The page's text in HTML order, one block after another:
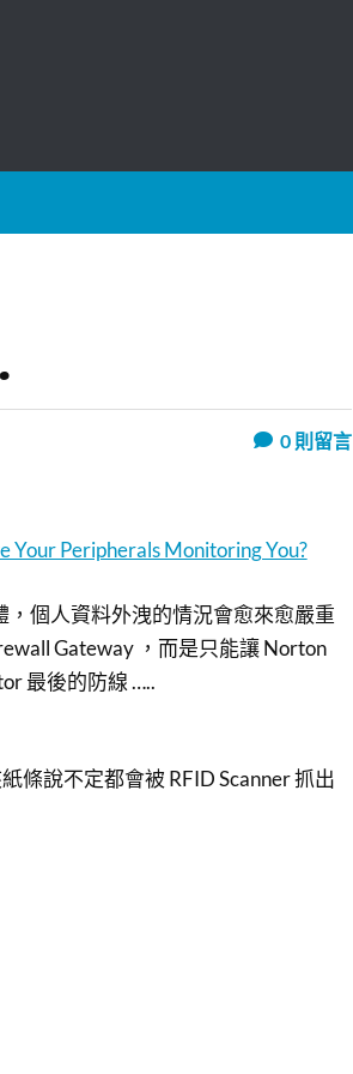
0則留言
Your Peripherals Monitoring You?
，個人資料外洩的情況會愈來愈嚴重
Gateway ，而是只能讓 Norton
最後的防線 …..
條說不定都會被 RFID Scanner 抓出